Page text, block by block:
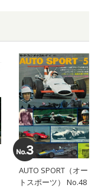
AUTO SPORT（オー
トスポーツ） No.48